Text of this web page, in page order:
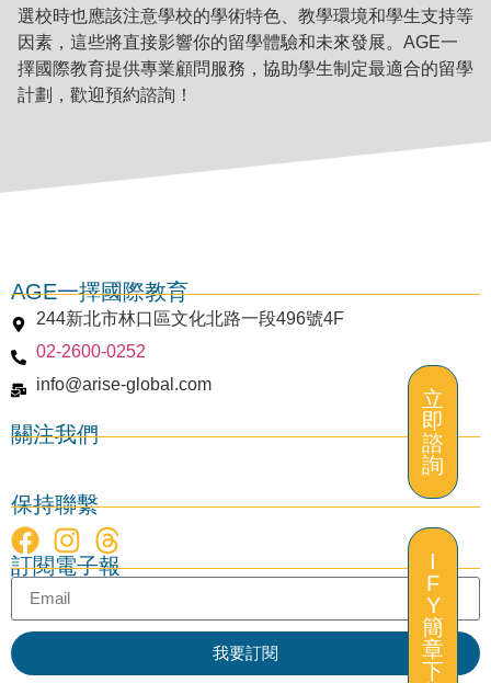
選校時也應該注意學校的學術特色、教學環境和學生支持等
因素，這些將直接影響你的留學體驗和未來發展。AGE一
擇國際教育提供專業顧問服務，協助學生制定最適合的留學
計劃，歡迎預約諮詢！
立
即
諮
AGE一擇國際教育
244新北市林口區文化北路一段496號4F
02-2600-0252
info@arise-global.com
關注我們
保持聯繫
訂閱電子報
我要訂閱
立
即
諮
詢
I
F
Y
簡
章
下